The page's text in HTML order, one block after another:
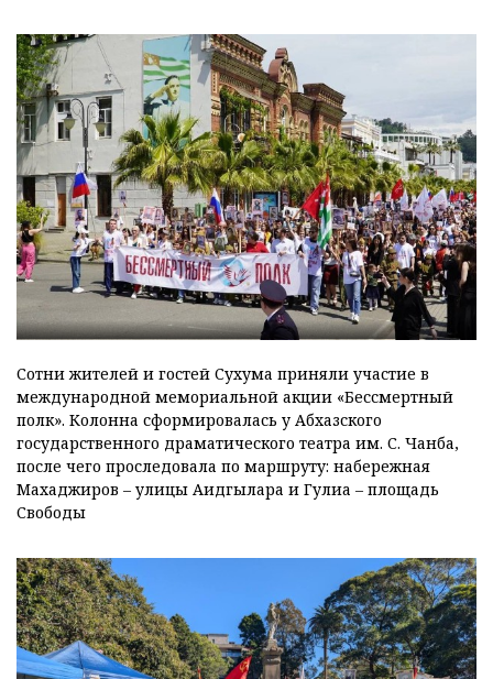
Сотни жителей и гостей Сухума приняли участие в
международной мемориальной акции «Бессмертный
полк». Колонна сформировалась у Абхазского
государственного драматического театра им. С. Чанба,
после чего проследовала по маршруту: набережная
Махаджиров – улицы Аидгылара и Гулиа – площадь
Свободы